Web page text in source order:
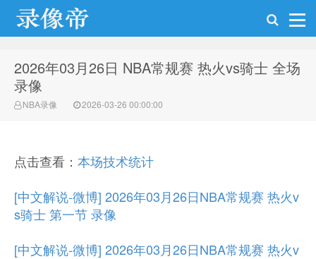
NBA录像帝
2026年03月26日 NBA常规赛 热火vs骑士 全场
录像
NBA录像 2026-03-26 00:00:00
点击查看： 本场技术统计
[中文解说-微博] 2026年03月26日NBA常规赛 热火v
s骑士 第一节 录像
[中文解说-微博] 2026年03月26日NBA常规赛 热火v